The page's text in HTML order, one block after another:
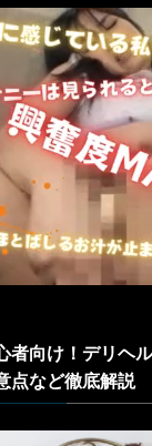
者向け！デリヘ
点など徹底解説